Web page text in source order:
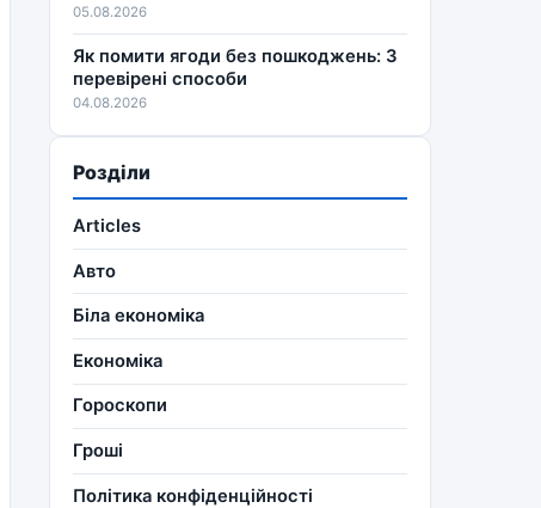
05.08.2026
Як помити ягоди без пошкоджень: 3
перевірені способи
04.08.2026
Розділи
Articles
Авто
Біла економіка
Економіка
Гороскопи
Гроші
Політика конфіденційності